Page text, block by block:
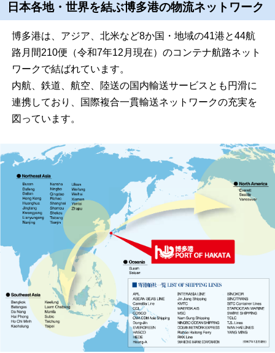
日本各地・世界を結ぶ博多港の物流ネットワーク
博多港は、アジア、北米など8か国・地域の41港と44航
路月間210便（令和7年12月現在）のコンテナ航路ネット
ワークで結ばれています。
内航、鉄道、航空、陸送の国内輸送サービスとも円滑に
連携しており、国際複合一貫輸送ネットワークの充実を
図っています。